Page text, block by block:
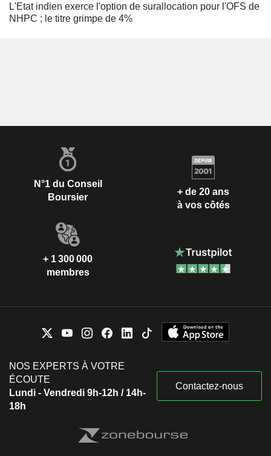
L'Etat indien exerce l'option de surallocation pour l'OFS de
NHPC ; le titre grimpe de 4%
N°1 du Conseil
Boursier
+ de 20 ans
à vos côtés
+ 1 300 000
membres
NOS EXPERTS À VOTRE
ÉCOUTE
Lundi - Vendredi 9h-12h / 14h-
18h
Contactez-nous